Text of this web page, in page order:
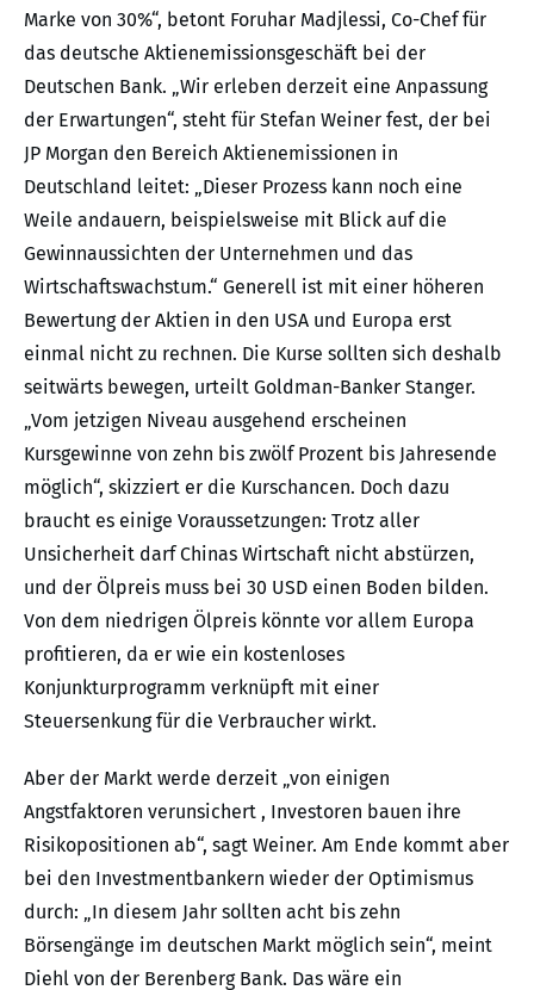
Marke von 30%“, betont Foruhar Madjlessi, Co-Chef für
das deutsche Aktienemissionsgeschäft bei der
Deutschen Bank. „Wir erleben derzeit eine Anpassung
der Erwartungen“, steht für Stefan Weiner fest, der bei
JP Morgan den Bereich Aktienemissionen in
Deutschland leitet: „Dieser Prozess kann noch eine
Weile andauern, beispielsweise mit Blick auf die
Gewinnaussichten der Unternehmen und das
Wirtschaftswachstum.“ Generell ist mit einer höheren
Bewertung der Aktien in den USA und Europa erst
einmal nicht zu rechnen. Die Kurse sollten sich deshalb
seitwärts bewegen, urteilt Goldman-Banker Stanger.
„Vom jetzigen Niveau ausgehend erscheinen
Kursgewinne von zehn bis zwölf Prozent bis Jahresende
möglich“, skizziert er die Kurschancen. Doch dazu
braucht es einige Voraussetzungen: Trotz aller
Unsicherheit darf Chinas Wirtschaft nicht abstürzen,
und der Ölpreis muss bei 30 USD einen Boden bilden.
Von dem niedrigen Ölpreis könnte vor allem Europa
profitieren, da er wie ein kostenloses
Konjunkturprogramm verknüpft mit einer
Steuersenkung für die Verbraucher wirkt.
Aber der Markt werde derzeit „von einigen
Angstfaktoren verunsichert , Investoren bauen ihre
Risikopositionen ab“, sagt Weiner. Am Ende kommt aber
bei den Investmentbankern wieder der Optimismus
durch: „In diesem Jahr sollten acht bis zehn
Börsengänge im deutschen Markt möglich sein“, meint
Diehl von der Berenberg Bank. Das wäre ein